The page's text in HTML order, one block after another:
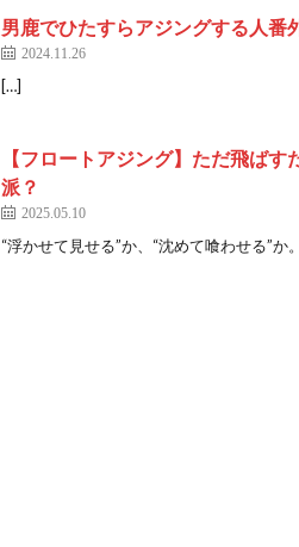
男鹿でひたすらアジングする人番
2024.11.26
[…]
【フロートアジング】ただ飛ば
派？
2025.05.10
“浮かせて見せる”か、“沈めて喰わせる”か